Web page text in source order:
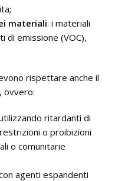
materiali: i materiali
di emissione (VOC),
rispettare anche il
ovvero:
ritardanti di
o proibizioni
o comunitarie
agenti espandenti